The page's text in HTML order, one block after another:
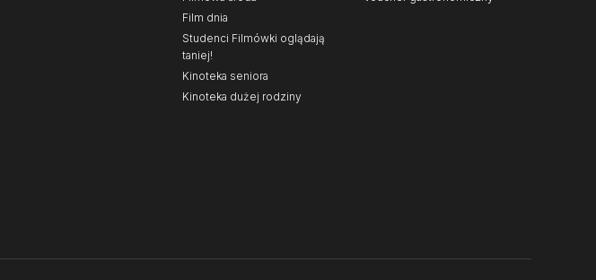
Film dnia
Studenci Filmówki oglądają
taniej!
Kinoteka seniora
Kinoteka dużej rodziny